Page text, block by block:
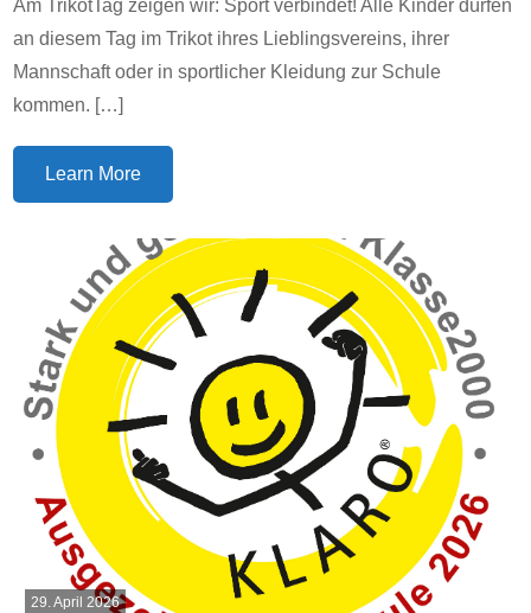
Am TrikotTag zeigen wir: Sport verbindet! Alle Kinder dürfen
an diesem Tag im Trikot ihres Lieblingsvereins, ihrer
Mannschaft oder in sportlicher Kleidung zur Schule
kommen. […]
Learn More
29. April 2026